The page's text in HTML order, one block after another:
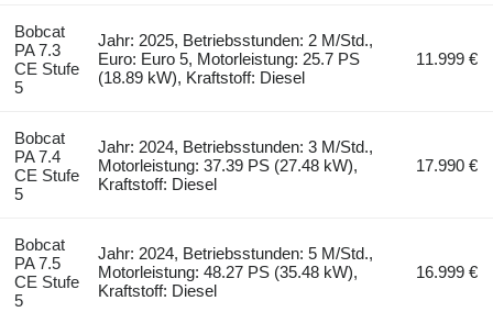
Bobcat
PA 7.3
CE Stufe
5
Jahr: 2025, Betriebsstunden: 2 M/Std.,
Euro: Euro 5, Motorleistung: 25.7 PS
(18.89 kW), Kraftstoff: Diesel
11.999 €
Bobcat
PA 7.4
CE Stufe
5
Jahr: 2024, Betriebsstunden: 3 M/Std.,
Motorleistung: 37.39 PS (27.48 kW),
Kraftstoff: Diesel
17.990 €
Bobcat
PA 7.5
CE Stufe
5
Jahr: 2024, Betriebsstunden: 5 M/Std.,
Motorleistung: 48.27 PS (35.48 kW),
Kraftstoff: Diesel
16.999 €